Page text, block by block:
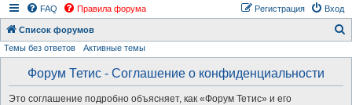
FAQ Правила форума Вход
Регистрация
Список форумов
Темы без ответов Активные темы
Форум Тетис - Соглашение о конфиденциальности
Это соглашение подробно объясняет, как «Форум Тетис» и его